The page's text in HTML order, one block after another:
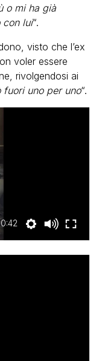
o mi ha già
con lui“.
visto che l’ex
voler essere
rivolgendosi ai
fuori uno per uno“.